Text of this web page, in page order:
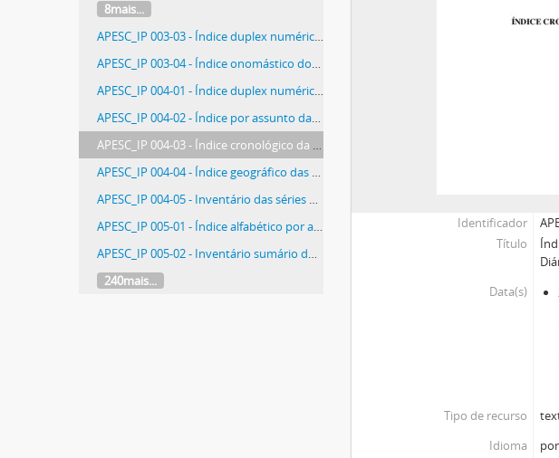
8mais...
APESC_IP 003-03 - Índice duplex numérico por assunto dos Regulamentos Avulsos (1844/2000)
APESC_IP 003-04 - Índice onomástico dos processos da Secretaria de Justiça (1940/1979), v. 2 (M-Z)
APESC_IP 004-01 - Índice duplex numérico por assunto da Legislação Específica Estadual e Federal (1808/2005)
APESC_IP 004-02 - Índice por assunto das Leis e Decretos publicados no Diário Oficial do Estado de Santa Catarina (1948/1956)
APESC_IP 004-03 - Índice cronológico da Legislação Escolar de Santa Catarina publicadas no Diário Oficial do Estado (1941/1950)
APESC_IP 004-04 - Índice geográfico das Leis Municipais (1888/2005)
APESC_IP 004-05 - Inventário das séries e subséries documentais do Grupo Escolar Lauro Muller (1912/2007)
APESC_IP 005-01 - Índice alfabético por assunto do Departamento Estadual de Estatística (1940/1976), v. 1
APESC_IP 005-02 - Inventário sumário dos documentos da Procuradoria Fiscal do Estado de Santa Catarina (1918/1971)
240mais...
Identificador
Título
Data(s)
Tipo de recurso
Idioma